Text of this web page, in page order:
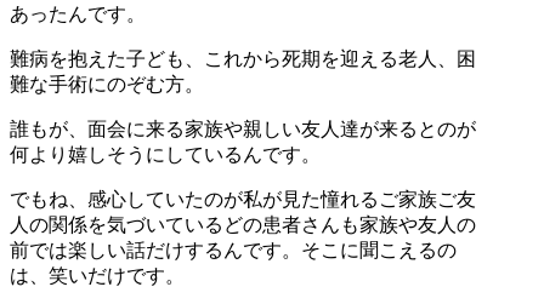
あったんです。
難病を抱えた子ども、これから死期を迎える老人、困
難な手術にのぞむ方。
誰もが、面会に来る家族や親しい友人達が来るとのが
何より嬉しそうにしているんです。
でもね、感心していたのが私が見た憧れるご家族ご友
人の関係を気づいているどの患者さんも家族や友人の
前では楽しい話だけするんです。そこに聞こえるの
は、笑いだけです。